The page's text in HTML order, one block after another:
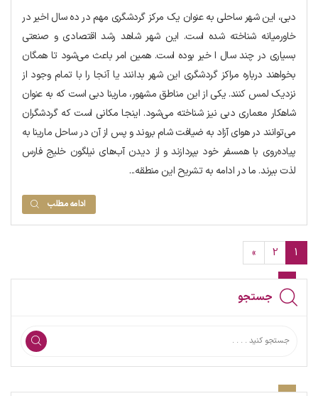
دبی، این شهر ساحلی به عنوان یک مرکز گردشگری مهم در ده سال اخیر در
خاورمیانه شناخته شده است. این شهر شاهد رشد اقتصادی و صنعتی
بسیاری در چند سال ا خیر بوده است. همین امر باعث می‌شود تا همگان
بخواهند درباره مراکز گردشگری این شهر بدانند یا آنجا را با تمام وجود از
نزدیک لمس کنند. یکی از این مناطق مشهور، مارینا دبی است که به عنوان
شاهکار معماری دبی نیز شناخته می‌شود. اینجا مکانی است که گردشگران
می‌توانند در هوای آزاد به ضیافت شام بروند و پس از آن در ساحل مارینا به
پیاده‌روی با همسفر خود بپردازند و از دیدن آب‌های نیلگون خلیج فارس
لذت ببرند. ما در ادامه به تشریح این منطقه...
ادامه مطلب
1
2
»
جستجو